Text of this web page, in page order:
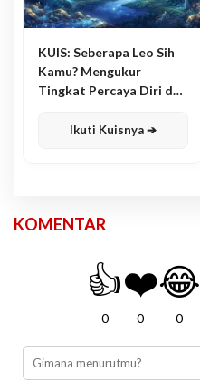
KUIS: Seberapa Leo Sih
Kamu? Mengukur
Tingkat Percaya Diri dan
Ikuti Kuisnya ➔
KOMENTAR
👍
0
❤️
0
😂
0